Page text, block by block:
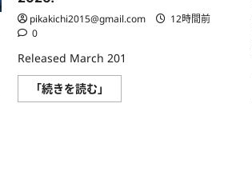
pikakichi2015@gmail.com
12時間前
0
Released March 201
「続きを読む」
Worst